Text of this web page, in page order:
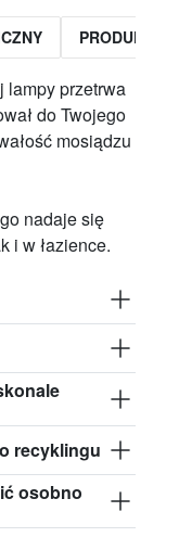
PRODUKTY
lampy przetrwa
do Twojego
mosiądzu
nadaje się
i w łazience.
recyklingu
osobno